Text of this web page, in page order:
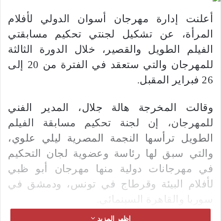
ل
ر
ي
إ
ك
و
ن
ي
أعلنت إدارة مهرجان أسوان الدولي لأفلام
المرأة، عن تشكيل لجنتي تحكيم مسابقتي
الفيلم الطويل والقصير، خلال الدورة الثالثة
للمهرجان والتي ستعقد في الفترة من 20 إلى
26 فبراير المقبل.
وقالت المخرجة هالة جلال، المدير الفني
للمهرجان، إن لجنة تحكيم مسابقة الفيلم
الطويل ترأسها النجمة المصرية ليلي علوي،
والتي سبق لها رئاسة وعضوية لجان التحكيم
في مهرجانات دولية منها مهرجان أبو ظبي
لأفلام البيئة وقرطاج في تونس، ودمشق في
سوريا والقاهرة السينمائي.
اظهر المزيد